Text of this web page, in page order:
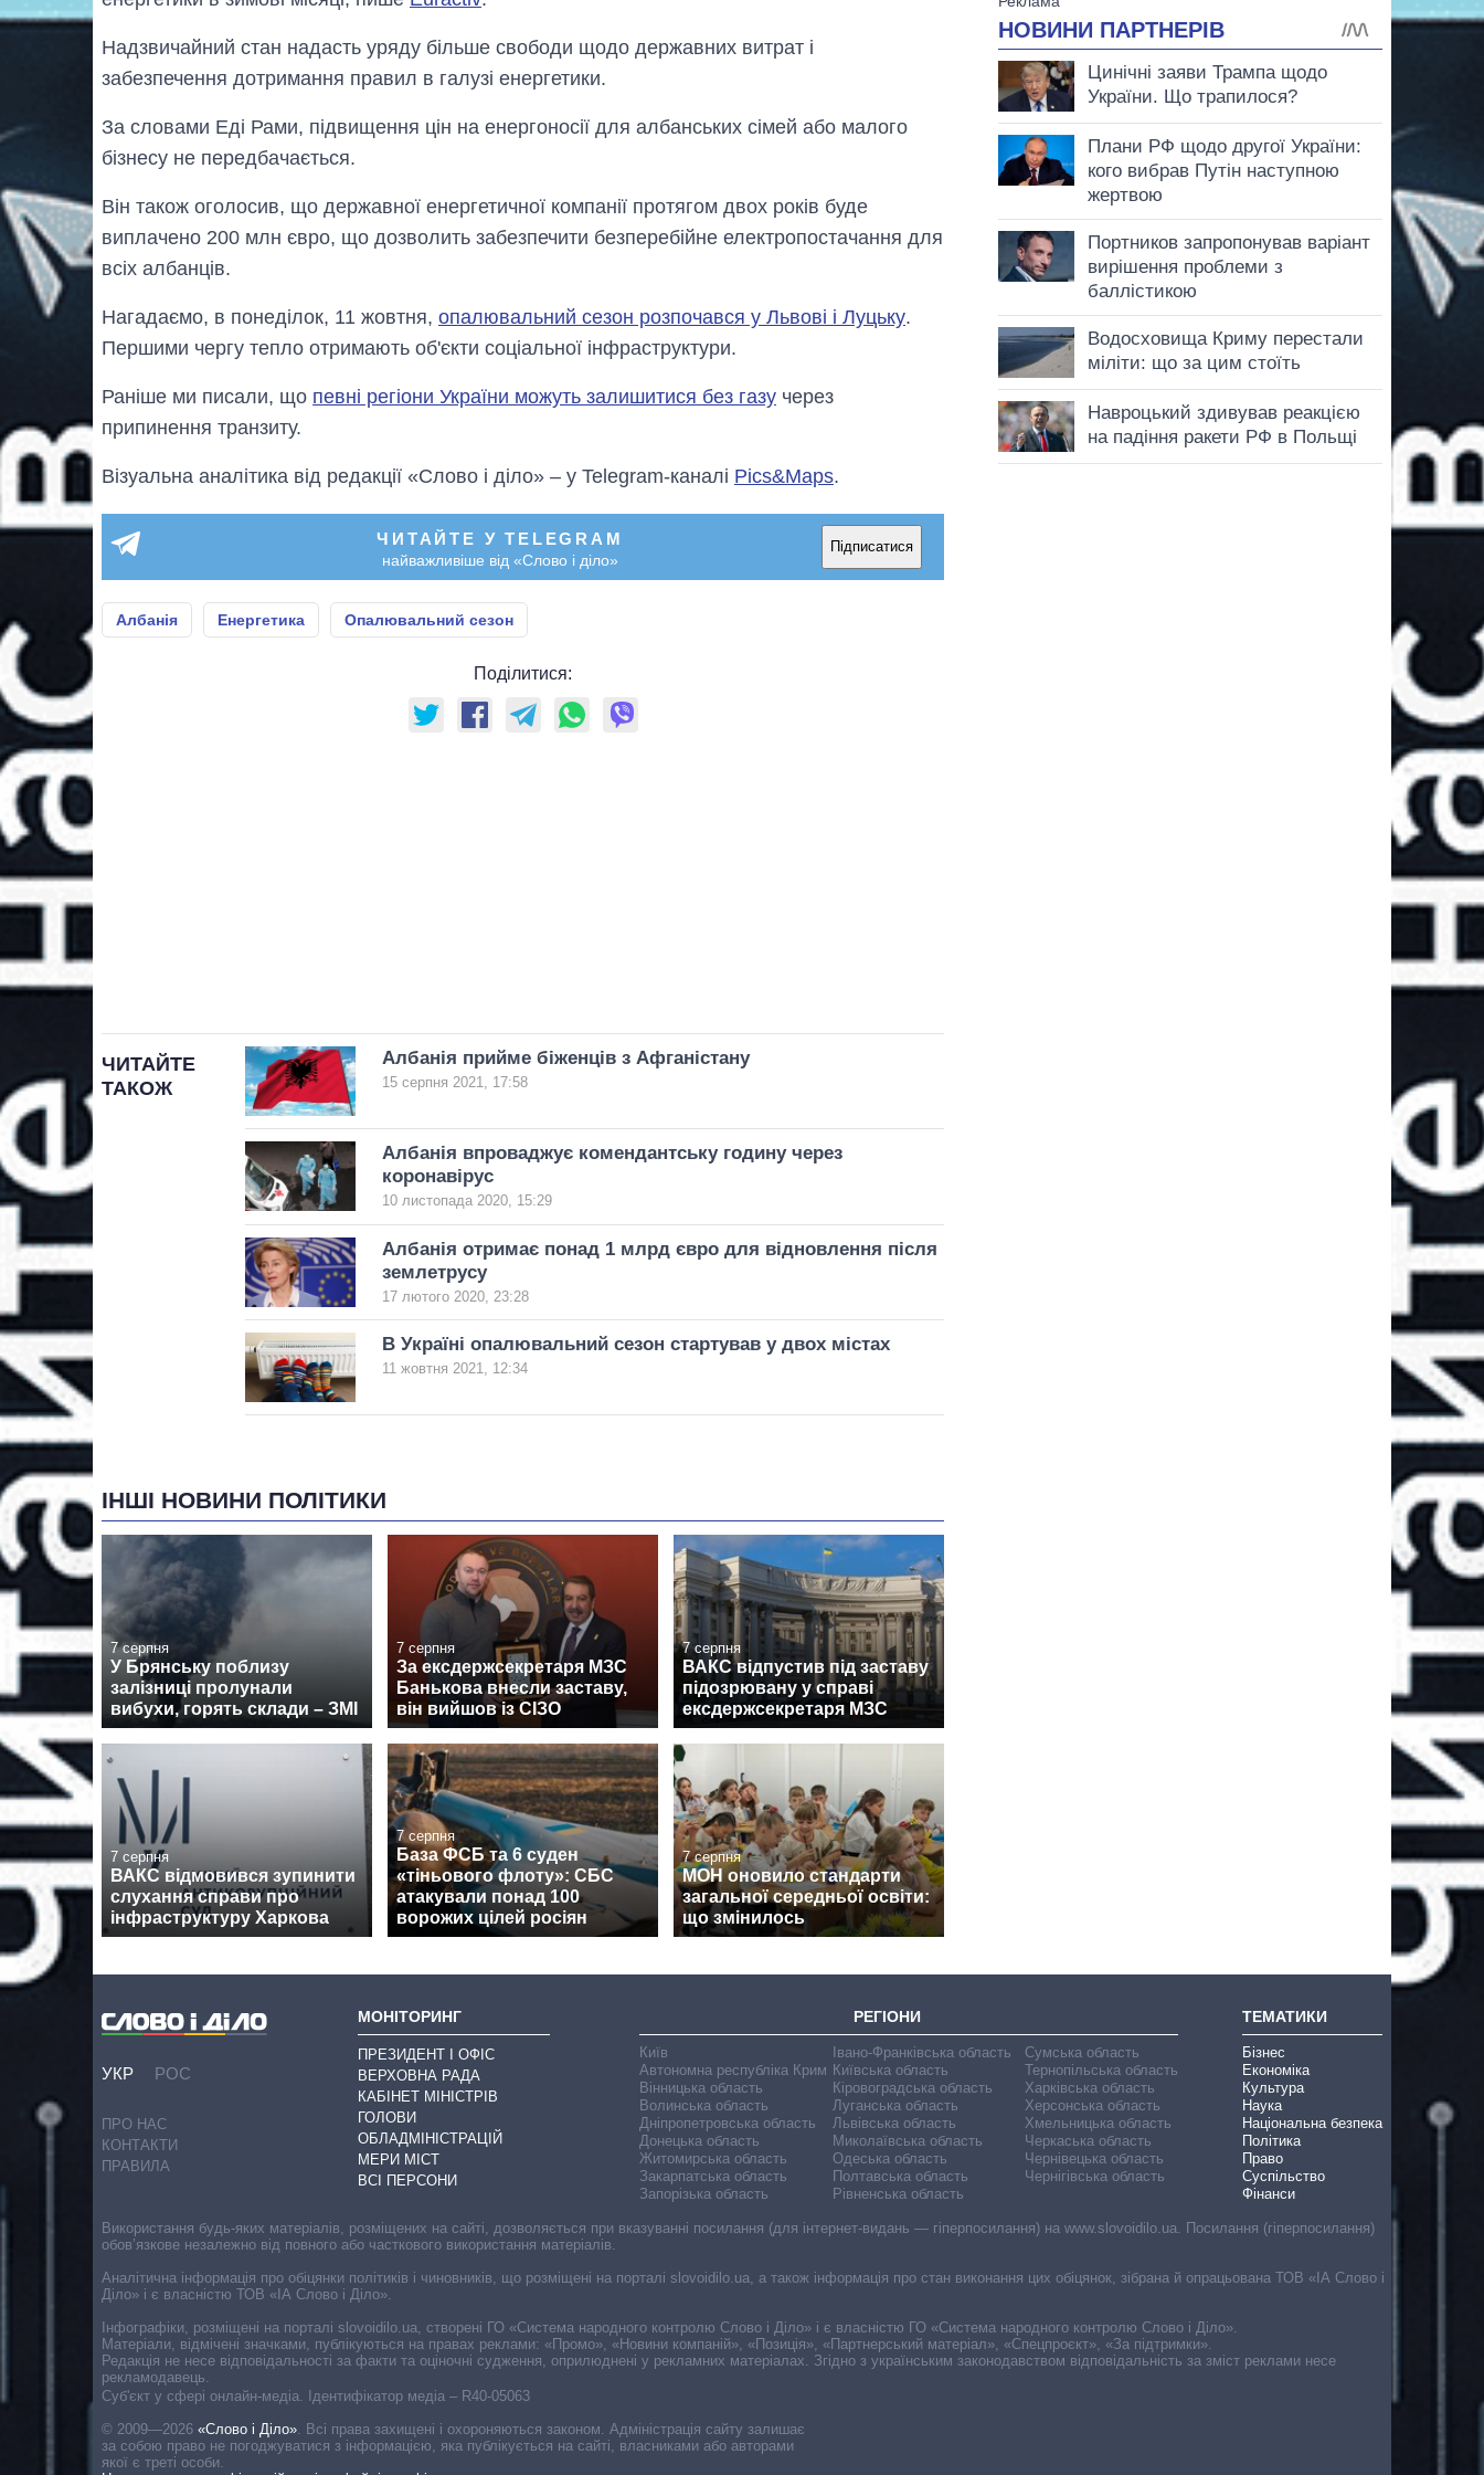
Надзвичайний стан надасть уряду більше свободи щодо державних витрат і
забезпечення дотримання правил в галузі енергетики.
За словами Еді Рами, підвищення цін на енергоносії для албанських сімей або малого
бізнесу не передбачається.
Він також оголосив, що державної енергетичної компанії протягом двох років буде
виплачено 200 млн євро, що дозволить забезпечити безперебійне електропостачання для
всіх албанців.
Нагадаємо, в понеділок, 11 жовтня, опалювальний сезон розпочався у Львові і Луцьку.
Першими чергу тепло отримають об'єкти соціальної інфраструктури.
Раніше ми писали, що певні регіони України можуть залишитися без газу через
припинення транзиту.
Візуальна аналітика від редакції «Слово і діло» – у Telegram-каналі Pics&Maps.
ЧИТАЙТЕ У TELEGRAM
найважливіше від «Слово і діло»
Підписатися
Албанія Енергетика Опалювальний сезон
Поділитися:
ЧИТАЙТЕ
ТАКОЖ
Албанія прийме біженців з Афганістану
15 серпня 2021, 17:58
Албанія впроваджує комендантську годину через
коронавірус
10 листопада 2020, 15:29
Албанія отримає понад 1 млрд євро для відновлення після
землетрусу
17 лютого 2020, 23:28
В Україні опалювальний сезон стартував у двох містах
11 жовтня 2021, 12:34
ІНШІ НОВИНИ ПОЛІТИКИ
7 серпня
У Брянську поблизу
залізниці пролунали
вибухи, горять склади – ЗМІ
7 серпня
За ексдержсекретаря МЗС
Банькова внесли заставу,
він вийшов із СІЗО
7 серпня
ВАКС відпустив під заставу
підозрювану у справі
ексдержсекретаря МЗС
7 серпня
ВАКС відмовився зупинити
слухання справи про
інфраструктуру Харкова
7 серпня
База ФСБ та 6 суден
«тіньового флоту»: СБС
атакували понад 100
ворожих цілей росіян
7 серпня
МОН оновило стандарти
загальної середньої освіти:
що змінилось
УКР РОС
ПРО НАС
КОНТАКТИ
ПРАВИЛА
МОНІТОРИНГ
ПРЕЗИДЕНТ І ОФІС
ВЕРХОВНА РАДА
КАБІНЕТ МІНІСТРІВ
ГОЛОВИ
ОБЛАДМІНІСТРАЦІЙ
МЕРИ МІСТ
ВСІ ПЕРСОНИ
РЕГІОНИ
Київ
Автономна республіка Крим
Вінницька область
Волинська область
Дніпропетровська область
Донецька область
Житомирська область
Закарпатська область
Запорізька область
Івано-Франківська область
Київська область
Кіровоградська область
Луганська область
Львівська область
Миколаївська область
Одеська область
Полтавська область
Рівненська область
Сумська область
Тернопільська область
Харківська область
Херсонська область
Хмельницька область
Черкаська область
Чернівецька область
Чернігівська область
ТЕМАТИКИ
Бізнес
Економіка
Культура
Наука
Національна безпека
Політика
Право
Суспільство
Фінанси
Cуб'єкт у сфері онлайн-медіа. Ідентифікатор медіа – R40-05063
© 2009—2026 «Слово і Діло» Всі права захищені і охороняються законом. Адміністрація сайту залишає
за собою право не погоджуватися з інформацією, яка публікується на сайті, власниками або авторами
якої є треті особи.
Використання будь-яких матеріалів, розміщених на сайті, дозволяється при вказуванні посилання (для інтернет-видань — гіперпосилання) на www.slovoidilo.ua. Посилання (гіперпосилання)
обов’язкове незалежно від повного або часткового використання матеріалів.
Аналітична інформація про обіцянки політиків і чиновників, що розміщені на порталі slovoidilo.ua, а також інформація про стан виконання цих обіцянок, зібрана й опрацьована ТОВ «ІА Слово і
Діло» і є власністю ТОВ «ІА Слово і Діло».
Інфографіки, розміщені на порталі slovoidilo.ua, створені ГО «Система народного контролю Слово і Діло» і є власністю ГО «Система народного контролю Слово і Діло».
Матеріали, відмічені значками, публікуються на правах реклами: «Промо», «Новини компаній», «Позиція», «Партнерський матеріал», «Спецпроєкт», «За підтримки».
Редакція не несе відповідальності за факти та оціночні судження, оприлюднені у рекламних матеріалах. Згідно з українським законодавством відповідальність за зміст реклами несе
рекламодавець.